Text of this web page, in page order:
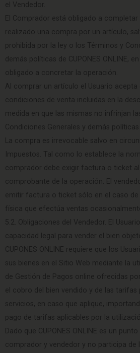
el Vendedor.
El Comprador está obligado a
realizado una compra por un artículo,
prohibida por la ley o los Términos y
demás políticas de CUPONES ONLINE,
obligado a concretar la operación.
Al comprar un artículo el Usuario acepta
condiciones de venta incluidas en la
medida en que las mismas no infrinjan
Condiciones Generales y demás políticas
La compra es irrevocable salvo en
Impuestos. Tal como lo establece la
comprador debe exigir factura o ticket al
comprobante de la operación. El
emitir factura o ticket sólo en el caso
física que efectúa ventas
5.2. Obligaciones del Vendedor. El
capacidad legal para vender el bien
CUPONES ONLINE requiere que los
sus bienes en el Sitio Web mediante la
de Gestión de Pagos online ofrecidas por
el cobro del bien vendido y de las tarifas
servicios, en caso que aplique,
pago de tarifas aplicables por la
Dado que CUPONES ONLINE es un
comprador y vendedor y no participa de